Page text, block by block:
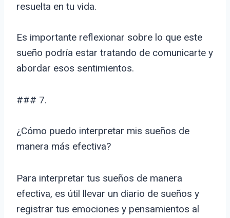
resuelta en tu vida.
Es importante reflexionar sobre lo que este
sueño podría estar tratando de comunicarte y
abordar esos sentimientos.
### 7.
¿Cómo puedo interpretar mis sueños de
manera más efectiva?
Para interpretar tus sueños de manera
efectiva, es útil llevar un diario de sueños y
registrar tus emociones y pensamientos al